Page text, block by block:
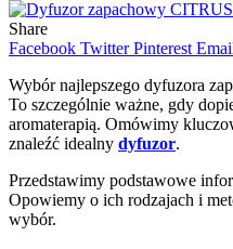
Share
Facebook Twitter Pinterest
Wybór najlepszego dyfuzora
To szczególnie ważne, gdy
aromaterapią. Omówimy
znaleźć idealny dyfuzor.
Przedstawimy podstawowe
Opowiemy o ich rodzajach i
wybór.